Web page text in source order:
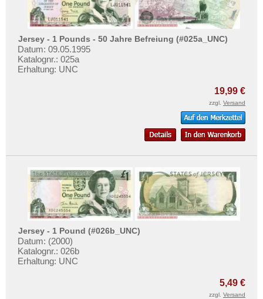
Jersey - 1 Pounds - 50 Jahre Befreiung (#025a_UNC)
Datum: 09.05.1995
Katalognr.: 025a
Erhaltung: UNC
19,99 €
zzgl. Versand
Jersey - 1 Pound (#026b_UNC)
Datum: (2000)
Katalognr.: 026b
Erhaltung: UNC
5,49 €
zzgl. Versand